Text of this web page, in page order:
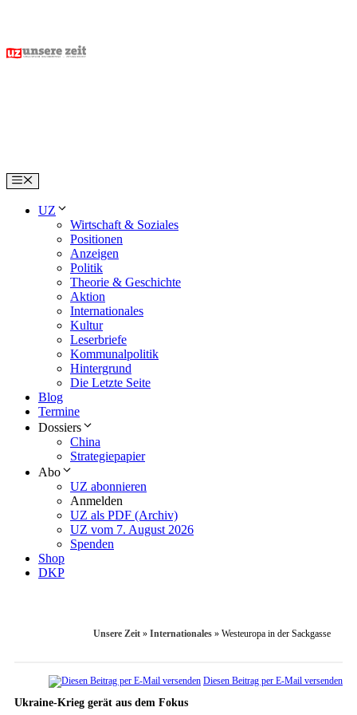
content
Menu
UZ
Wirtschaft & Soziales
Positionen
Anzeigen
Politik
Theorie & Geschichte
Aktion
Internationales
Kultur
Leserbriefe
Kommunalpolitik
Hintergrund
Die Letzte Seite
Blog
Termine
Dossiers
China
Strategiepapier
Abo
UZ abonnieren
Anmelden
UZ als PDF (Archiv)
UZ vom 7. August 2026
Spenden
Shop
DKP
Unsere Zeit » Internationales » Westeuropa in der Sackgasse
Diesen Beitrag per E-Mail versenden
Ukraine-Krieg gerät aus dem Fokus